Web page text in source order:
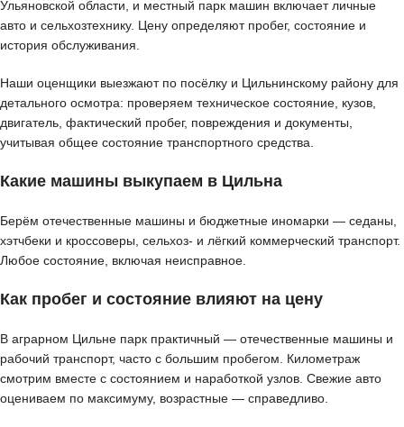
Ульяновской области, и местный парк машин включает личные
авто и сельхозтехнику. Цену определяют пробег, состояние и
история обслуживания.
Наши оценщики выезжают по посёлку и Цильнинскому району для
детального осмотра: проверяем техническое состояние, кузов,
двигатель, фактический пробег, повреждения и документы,
учитывая общее состояние транспортного средства.
Какие машины выкупаем в Цильна
Берём отечественные машины и бюджетные иномарки — седаны,
хэтчбеки и кроссоверы, сельхоз- и лёгкий коммерческий транспорт.
Любое состояние, включая неисправное.
Как пробег и состояние влияют на цену
В аграрном Цильне парк практичный — отечественные машины и
рабочий транспорт, часто с большим пробегом. Километраж
смотрим вместе с состоянием и наработкой узлов. Свежие авто
оцениваем по максимуму, возрастные — справедливо.